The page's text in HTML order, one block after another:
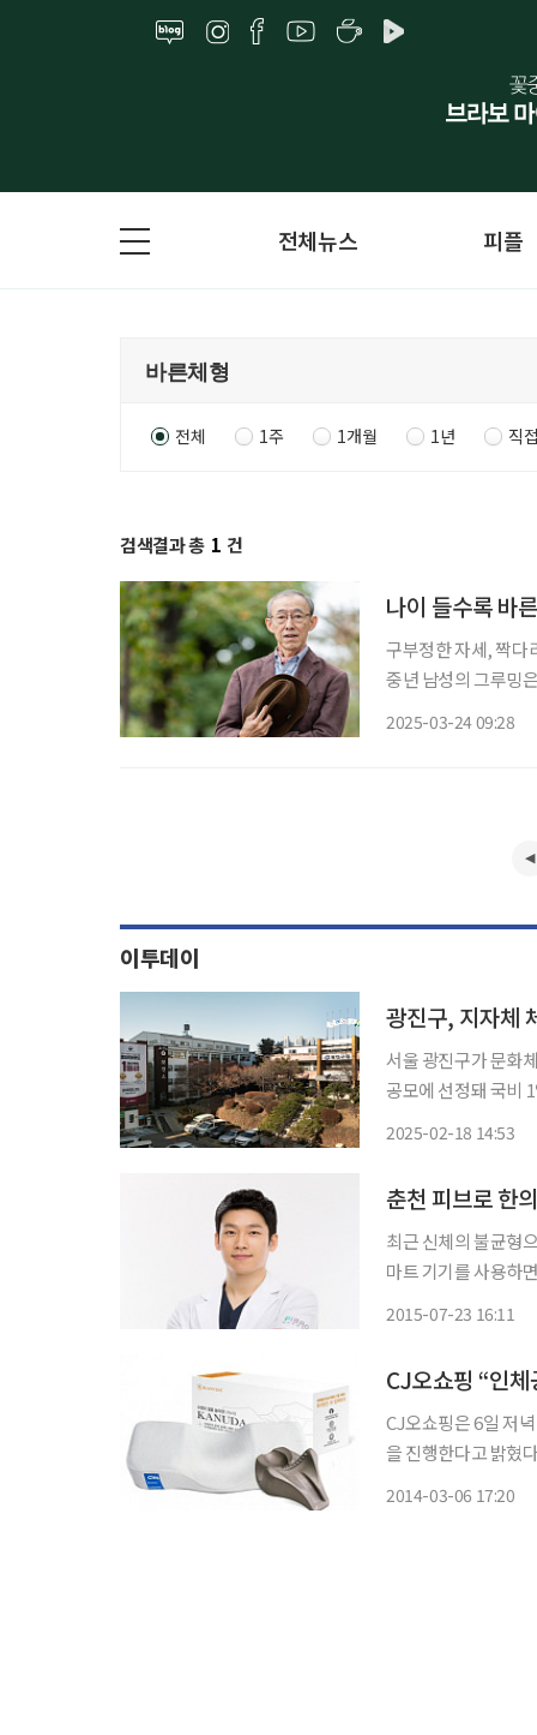
전체뉴스 피플
전체 1주 1개월 1년 직
검색결과 총 1 건
나이 들수록 바
구부정한 자세, 짝다
중년 남성의 그루밍
2025-03-24 09:28
이투데이
광진구, 지자체
서울 광진구가 문화
공모에 선정돼 국비 1억300만 원을 확보
2025-02-18 14:53
춘천 피브로 한
최근 신체의 불균형
마트 기기를 사용하
2015-07-23 16:11
CJ오쇼핑 “인
CJ오쇼핑은 6일 저
을 진행한다고 밝혔다. CJ오쇼핑에 따르면 가누다 베개는 손을 이용한 물리치료 기법
2014-03-06 17:20